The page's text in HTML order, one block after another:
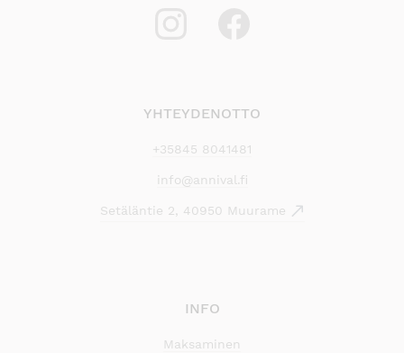
YHTEYDENOTTO
+35845 8041481
info@annival.fi
Setäläntie 2, 40950 Muurame
INFO
Maksaminen